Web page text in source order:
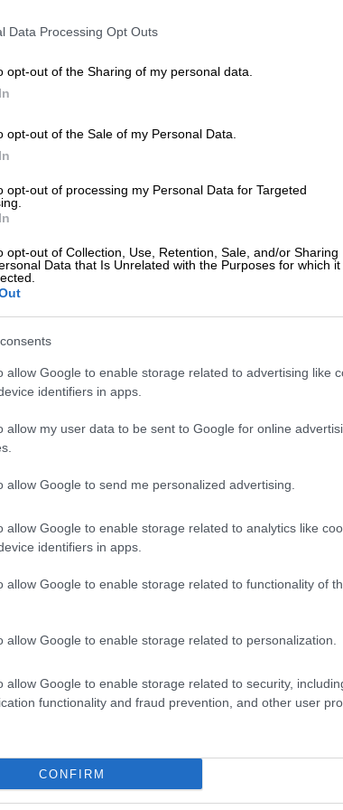
Data Processing Opt Outs
opt-out of the Sharing of my personal data.
opt-out of the Sale of my Personal Data.
opt-out of processing my Personal Data for Targeted
opt-out of Collection, Use, Retention, Sale, and/or Sharing
Data that Is Unrelated with the Purposes for which it
allow Google to enable storage related to advertising like
identifiers in apps.
allow my user data to be sent to Google for online
allow Google to send me personalized advertising.
allow Google to enable storage related to analytics like
identifiers in apps.
allow Google to enable storage related to functionality of
allow Google to enable storage related to personalization.
allow Google to enable storage related to security,
functionality and fraud prevention, and other user
CONFIRM
δεν μπορεί να είναι άθροισμα
αριστερών απόψεων
Τσιγουρή για τοκεντρικό δελτίο
καταβάλλει κάθε προσπάθεια για να
ενώ σήμερα κυκλοφόρησε το
την μετά – Τσίπρα εποχή.
Αχτσιόγλου ως πρόεδρο της
μεγάλη, καθώςαναμένεται να στηθούν
όλη τη χώρα, αλλά και να υπάρξει
στην εκλογική διαδικασία
για την αλλαγή ηγεσίας, εκεί
ότι μπορεί να επιστρέψει σε
στελέχη από την αριστερή πλευρά, ο
ο Στέφανος Τζουμάκας
λέει ότι, στην περίπτωση που
αν εκλεγεί -και με δεδομένο ότι
βουλευτής- θα μπορούσε, σύμφωνα
Αχτσιόγλου ως πρόεδρο της ΚΟ.
αυτά τα ζητήματα και πόσοι,
ερχόμενη Κυριακή (10/09) στις
αντιπολίτευσης.